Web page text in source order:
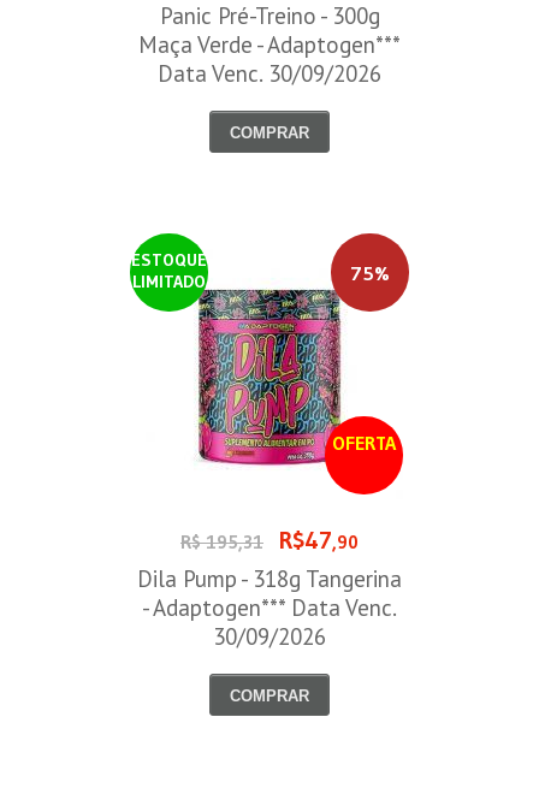
Panic Pré-Treino - 300g
Maça Verde - Adaptogen***
Data Venc. 30/09/2026
COMPRAR
ESTOQUE
LIMITADO
OFERTA
75%
R$ 195,31 R$47,90
Dila Pump - 318g Tangerina
- Adaptogen*** Data Venc.
30/09/2026
COMPRAR